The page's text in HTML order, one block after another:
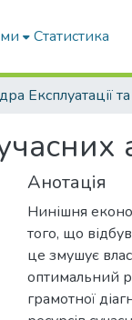
Статистика
Анотація
Нинішня
того, що
це змушує
оптимальний
грамотної